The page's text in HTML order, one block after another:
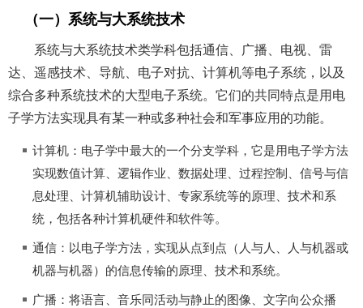
（一）系统与大系统技术
系统与大系统技术类学科包括通信、广播、电视、雷
达、遥感技术、导航、电子对抗、计算机等电子系统，以及
综合多种系统技术的大型电子系统。它们的共同特点是用电
子学方法实现具有某一种或多种社会和军事应用的功能。
计算机：电子学中最大的一个分支学科，它是用电子学方法
实现数值计算、逻辑作业、数据处理、过程控制、信号与信
息处理、计算机辅助设计、专家系统等的原理、技术和系
统，包括各种计算机硬件和软件等。
通信：以电子学方法，实现从点到点（人与人、人与机器或
机器与机器）的信息传输的原理、技术和系统。
广播：将语言、音乐同活动与静止的图像、文字向公众播